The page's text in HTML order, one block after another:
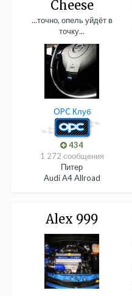
Cheese
...точно, опель уйдёт в
точку...
OPC Клуб
434
1 272 сообщения
Питер
Audi A4 Allroad
Alex 999